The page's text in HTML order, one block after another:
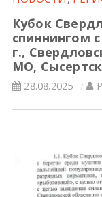
Кубок
спиннингом
г.,
МО,
28.08.2025